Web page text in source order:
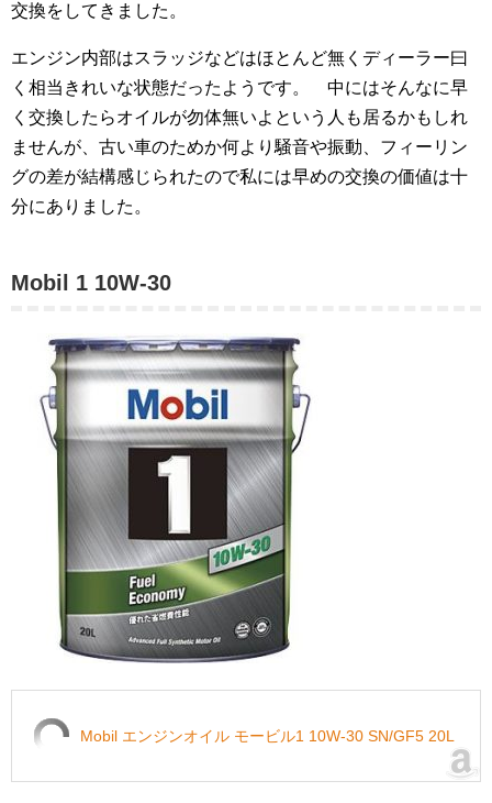
交換をしてきました。
エンジン内部はスラッジなどはほとんど無くディーラー曰
く相当きれいな状態だったようです。 中にはそんなに早
く交換したらオイルが勿体無いよという人も居るかもしれ
ませんが、古い車のためか何より騒音や振動、フィーリン
グの差が結構感じられたので私には早めの交換の価値は十
分にありました。
Mobil 1 10W-30
Mobil エンジンオイル モービル1 10W-30 SN/GF5 20L